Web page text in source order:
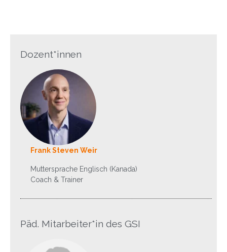
Dozent*innen
Frank Steven Weir
Muttersprache Englisch (Kanada)
Coach & Trainer
Päd. Mitarbeiter*in des GSI